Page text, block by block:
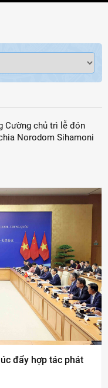
Cường chủ trì lễ đón
Norodom Sihamoni
đẩy hợp tác phát